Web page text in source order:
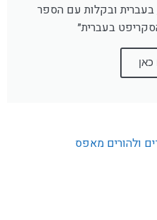
ובקלות עם הספר
בעברית״
כאן